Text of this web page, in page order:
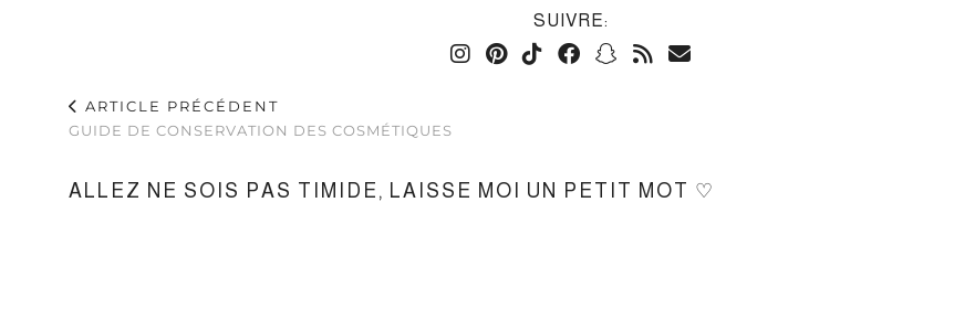
SUIVRE:
ARTICLE PRÉCÉDENT
GUIDE DE CONSERVATION DES COSMÉTIQUES
ALLEZ NE SOIS PAS TIMIDE, LAISSE MOI UN PETIT MOT ♡